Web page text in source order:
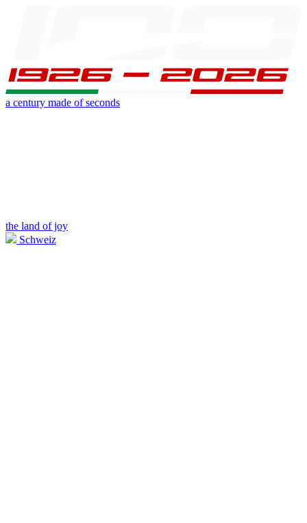
a century made of seconds
the land of joy
Schweiz